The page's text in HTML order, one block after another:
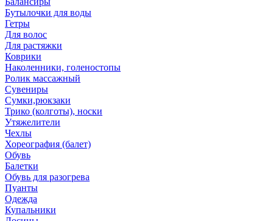
Бутылочки для воды
Гетры
Для волос
Для растяжки
Коврики
Наколенники, голеностопы
Ролик массажный
Сувениры
Сумки,рюкзаки
Трико (колготы), носки
Утяжелители
Чехлы
Хореография (балет)
Обувь
Балетки
Обувь для разогрева
Пуанты
Одежда
Купальники